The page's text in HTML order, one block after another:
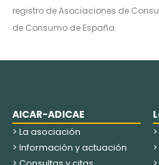
registro de Asociaciones de
de Consumo de España.
AICAR-ADICAE
> La asociación
> Información y actuación